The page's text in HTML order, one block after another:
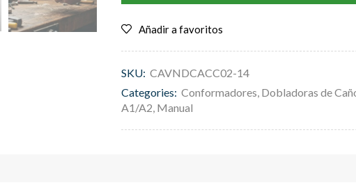
Añadir a favoritos
SKU: CAVNDCACC02-14
Categories: Conformadores, Dobladoras de
A1/A2, Manual